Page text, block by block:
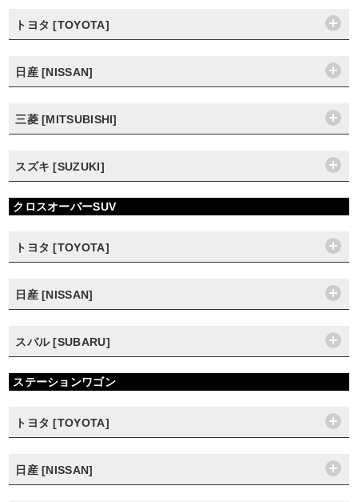
トヨタ [TOYOTA]
日産 [NISSAN]
三菱 [MITSUBISHI]
スズキ [SUZUKI]
クロスオーバーSUV
トヨタ [TOYOTA]
日産 [NISSAN]
スバル [SUBARU]
ステーションワゴン
トヨタ [TOYOTA]
日産 [NISSAN]